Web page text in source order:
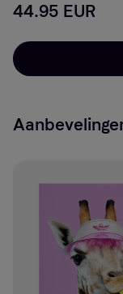
44.95 EUR